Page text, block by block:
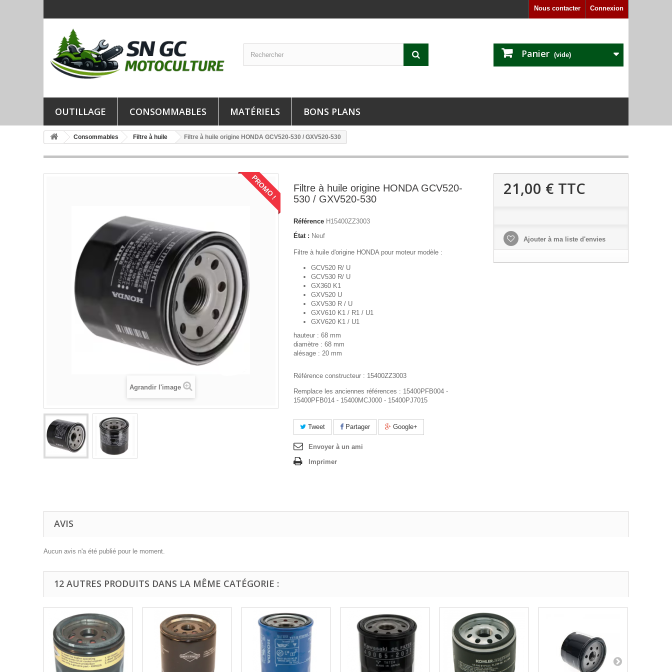
Connexion
Nous contacter
Panier (vide)
OUTILLAGE CONSOMMABLES MATÉRIELS BONS PLANS
Consommables Filtre à huile Filtre à huile origine HONDA GCV520-530 / GXV520-530
PROMO !
Agrandir l'image
Filtre à huile origine HONDA GCV520-
530 / GXV520-530
Référence H15400ZZ3003
État : Neuf
Filtre à huile d'origine HONDA pour moteur modèle :
GCV520 R/ U
GCV530 R/ U
GX360 K1
GXV520 U
GXV530 R / U
GXV610 K1 / R1 / U1
GXV620 K1 / U1
hauteur : 68 mm
diamètre : 68 mm
alésage : 20 mm
Référence constructeur : 15400ZZ3003
Remplace les anciennes références : 15400PFB004 -
15400PFB014 - 15400MCJ000 - 15400PJ7015
Tweet Partager Google+
Envoyer à un ami
Imprimer
21,00 € TTC
Ajouter à ma liste d'envies
AVIS
Aucun avis n'a été publié pour le moment.
12 AUTRES PRODUITS DANS LA MÊME CATÉGORIE :